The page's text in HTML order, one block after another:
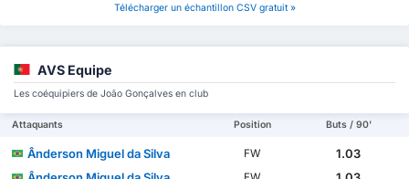
Télécharger un échantillon CSV gratuit »
AVS Equipe
Les coéquipiers de João Gonçalves en club
Attaquants Position Buts / 90'
Ânderson Miguel da Silva FW
1.03